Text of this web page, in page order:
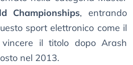
Championships, entrando
sport elettronico come il
il titolo dopo Arash
nel 2013.